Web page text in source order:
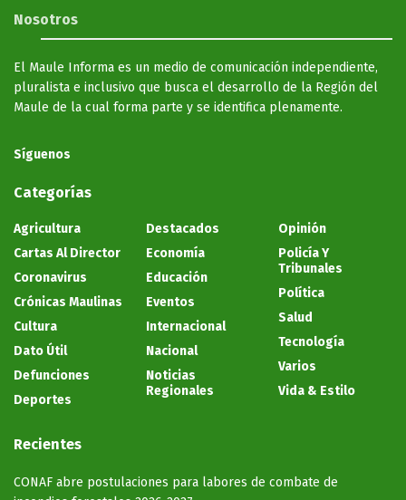
Nosotros
El Maule Informa es un medio de comunicación independiente,
pluralista e inclusivo que busca el desarrollo de la Región del
Maule de la cual forma parte y se identifica plenamente.
Síguenos
Categorías
Agricultura
Cartas Al Director
Coronavirus
Crónicas Maulinas
Cultura
Dato Útil
Defunciones
Deportes
Destacados
Economía
Educación
Eventos
Internacional
Nacional
Noticias
Regionales
Opinión
Policía Y
Tribunales
Política
Salud
Tecnología
Varios
Vida & Estilo
Recientes
CONAF abre postulaciones para labores de combate de